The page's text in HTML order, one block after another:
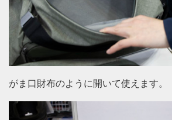
がま口財布のように開いて使えます。